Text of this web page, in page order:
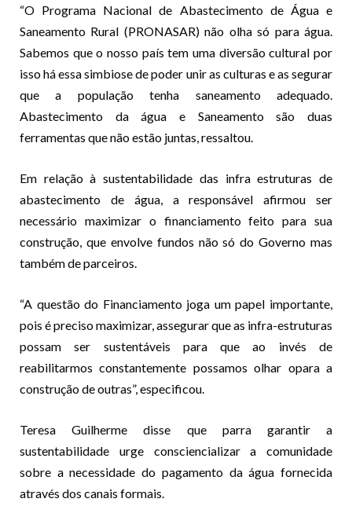
“O Programa Nacional de Abastecimento de Água e
Saneamento Rural (PRONASAR) não olha só para água.
Sabemos que o nosso país tem uma diversão cultural por
isso há essa simbiose de poder unir as culturas e as segurar
que a população tenha saneamento adequado.
Abastecimento da água e Saneamento são duas
ferramentas que não estão juntas, ressaltou.
Em relação à sustentabilidade das infra estruturas de
abastecimento de água, a responsável afirmou ser
necessário maximizar o financiamento feito para sua
construção, que envolve fundos não só do Governo mas
também de parceiros.
“A questão do Financiamento joga um papel importante,
pois é preciso maximizar, assegurar que as infra-estruturas
possam ser sustentáveis para que ao invés de
reabilitarmos constantemente possamos olhar opara a
construção de outras”, especificou.
Teresa Guilherme disse que parra garantir a
sustentabilidade urge consciencializar a comunidade
sobre a necessidade do pagamento da água fornecida
através dos canais formais.